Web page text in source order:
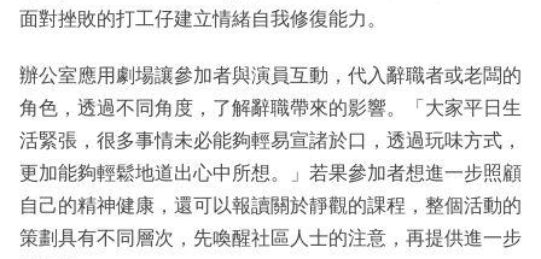
面對挫敗的打工仔建立情緒自我修復能力。
辦公室應用劇場讓參加者與演員互動，代入辭職者或老闆的
角色，透過不同角度，了解辭職帶來的影響。「大家平日生
活緊張，很多事情未必能夠輕易宣諸於口，透過玩味方式，
更加能夠輕鬆地道出心中所想。」若果參加者想進一步照顧
自己的精神健康，還可以報讀關於靜觀的課程，整個活動的
策劃具有不同層次，先喚醒社區人士的注意，再提供進一步